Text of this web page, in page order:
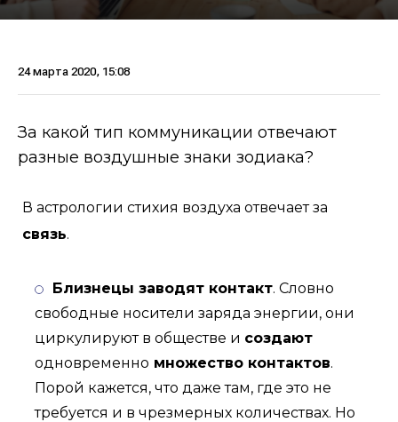
24 марта 2020, 15:08
За какой тип коммуникации отвечают
разные воздушные знаки зодиака?
В астрологии стихия воздуха отвечает за
связь.
Близнецы заводят контакт. Словно
свободные носители заряда энергии, они
циркулируют в обществе и создают
одновременно множество контактов.
Порой кажется, что даже там, где это не
требуется и в чрезмерных количествах. Но